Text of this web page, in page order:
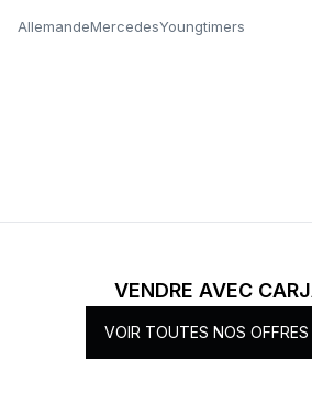
AllemandeMercedesYoungtimers
VENDRE AVEC
VOIR TOUTES NOS